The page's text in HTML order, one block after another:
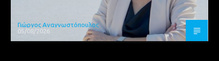
Γιώργος Αναγνωστόπουλος
05/08/2026